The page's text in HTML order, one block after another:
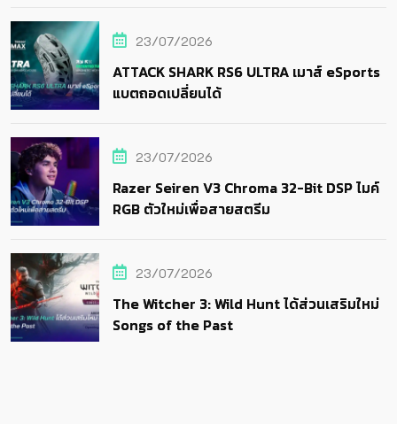
23/07/2026
ATTACK SHARK RS6 ULTRA เมาส์ eSports
แบตถอดเปลี่ยนได้
23/07/2026
Razer Seiren V3 Chroma 32-Bit DSP ไมค์
RGB ตัวใหม่เพื่อสายสตรีม
23/07/2026
The Witcher 3: Wild Hunt ได้ส่วนเสริมใหม่
Songs of the Past